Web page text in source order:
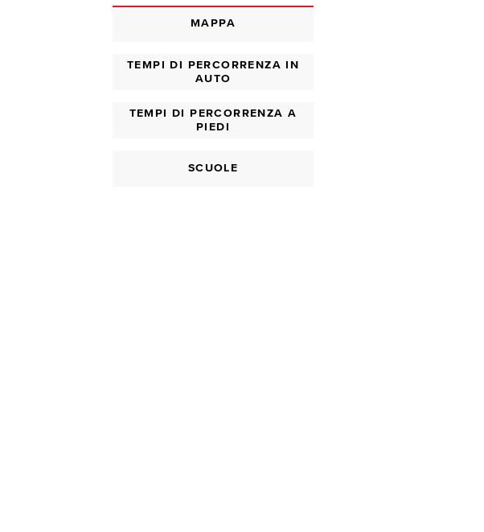
MAPPA
TEMPI DI PERCORRENZA IN
AUTO
TEMPI DI PERCORRENZA A
PIEDI
SCUOLE